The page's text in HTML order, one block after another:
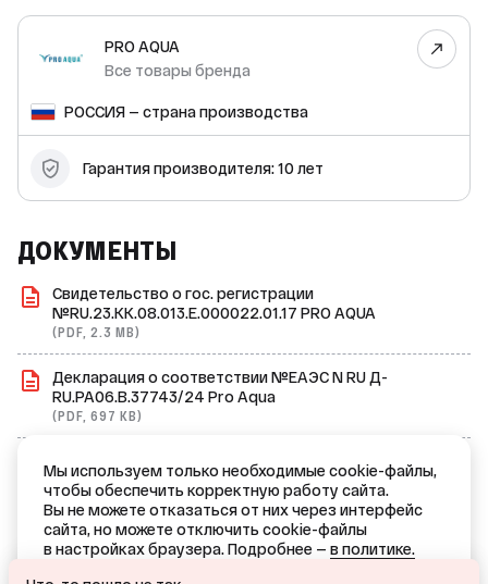
потока воды: латунный шар; * Возможность ремонта:
неремонтопригодный; * Рабочее давление (PN): 25 bar; *
Максимальная температура рабочей среды: +95 °C; *
Минимальная температура хранения: –30 °C.
Преимущества: * Среднее значение циклов на открытие-
закрытие: 5000; * Температура плавления: >146 °C; * Группа
горючести: Г4; * Долговечность: срок службы — 50 лет,
гарантия производителя — 10 лет. Этот кран шаровый
водоснабжения и отопления, обеспечивая надёжное
характеристикам, он может выдерживать высокие
выбором для профессионального использования.
PRO AQUA
Все товары бренда
РОССИЯ — страна производства
Гарантия производителя: 10 лет
ДОКУМЕНТЫ
Свидетельство о гос. регистрации
№RU.23.KK.08.013.E.000022.01.17 PRO AQUA
(PDF, 2.3 MB)
Декларация о соответствии №ЕАЭС N RU Д-
RU.PA06.B.37743/24 Pro Aqua
(PDF, 697 KB)
Паспорт Изделия шаровой кран Prime полнопроходной
Pro Aqua
(PDF, 836 KB)
ВСЕ ДОКУМЕНТЫ →
Ваш город — Краснодар?
Мы используем только необходимые cookie-файлы,
чтобы обеспечить корректную работу сайта.
Вы не можете отказаться от них через интерфейс
сайта, но можете отключить cookie-файлы
в настройках браузера. Подробнее — в политике.